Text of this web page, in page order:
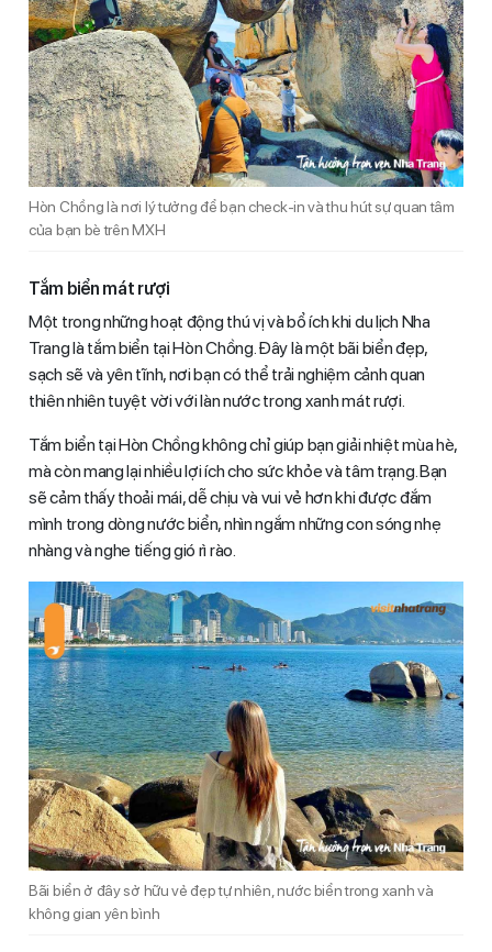
Hòn Chồng là nơi lý tưởng để bạn check-in và thu hút sự quan tâm
của bạn bè trên MXH
Tắm biển mát rượi
Một trong những hoạt động thú vị và bổ ích khi du lịch Nha
Trang là tắm biển tại Hòn Chồng. Đây là một bãi biển đẹp,
sạch sẽ và yên tĩnh, nơi bạn có thể trải nghiệm cảnh quan
thiên nhiên tuyệt vời với làn nước trong xanh mát rượi.
Tắm biển tại Hòn Chồng không chỉ giúp bạn giải nhiệt mùa hè,
mà còn mang lại nhiều lợi ích cho sức khỏe và tâm trạng. Bạn
sẽ cảm thấy thoải mái, dễ chịu và vui vẻ hơn khi được đắm
mình trong dòng nước biển, nhìn ngắm những con sóng nhẹ
nhàng và nghe tiếng gió rì rào.
Bãi biển ở đây sở hữu vẻ đẹp tự nhiên, nước biển trong xanh và
không gian yên bình